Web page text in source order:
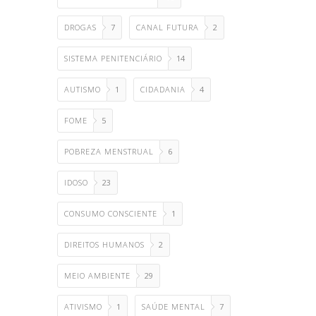
DROGAS 7 CANAL FUTURA 2
SISTEMA PENITENCIÁRIO 14
AUTISMO 1 CIDADANIA 4
FOME 5
POBREZA MENSTRUAL 6
IDOSO 23
CONSUMO CONSCIENTE 1
DIREITOS HUMANOS 2
MEIO AMBIENTE 29
ATIVISMO 1 SAÚDE MENTAL 7